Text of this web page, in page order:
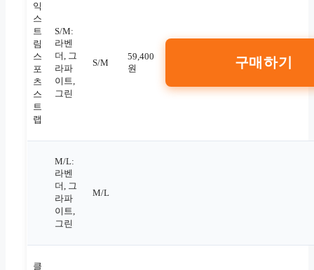
익
스
트
림
스
포
츠
스
트
랩
S/M:
라벤
더, 그
라파
이트,
그린
S/M
59,400
원
구매하기
M/L:
라벤
더, 그
라파
이트,
그린
M/L
클